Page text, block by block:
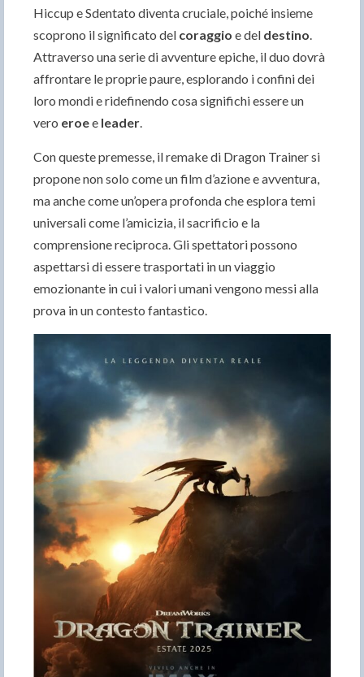
Hiccup e Sdentato diventa cruciale, poiché insieme
scoprono il significato del coraggio e del destino.
Attraverso una serie di avventure epiche, il duo dovrà
affrontare le proprie paure, esplorando i confini dei
loro mondi e ridefinendo cosa significhi essere un
vero eroee leader.
Con queste premesse, il remake di Dragon Trainer si
propone non solo come un film d’azione e avventura,
ma anche come un’opera profonda che esplora temi
universali come l’amicizia, il sacrificio e la
comprensione reciproca. Gli spettatori possono
aspettarsi di essere trasportati in un viaggio
emozionante in cui i valori umani vengono messi alla
prova in un contesto fantastico.